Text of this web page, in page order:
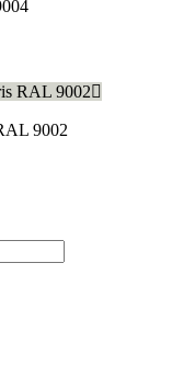
RAL 9002
9002